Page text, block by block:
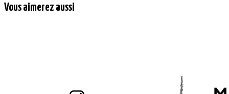
Vous aimerez aussi